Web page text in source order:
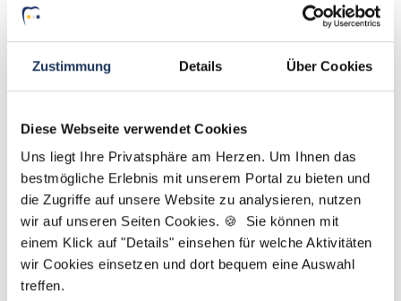
Zustimmung Details Über Cookies
Diese Webseite verwendet Cookies
Uns liegt Ihre Privatsphäre am Herzen. Um Ihnen das
bestmögliche Erlebnis mit unserem Portal zu bieten und
die Zugriffe auf unsere Website zu analysieren, nutzen
wir auf unseren Seiten Cookies. 🍪 Sie können mit
einem Klick auf "Details" einsehen für welche Aktivitäten
wir Cookies einsetzen und dort bequem eine Auswahl
treffen.
PM haben. Gemeinsam finden wir die passende
Stelle für Sie. P.S.: Bei uns genügt Ihr Lebenslauf –
ein Anschreiben ist nicht erforderlich.
Kontakt
Tel.: +49 (0) 521 / 911 730 44
Fax: +49 (0) 521 / 911 730 41
bewerbung@dzas.de